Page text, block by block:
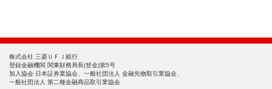
株式会社 三菱ＵＦＪ銀行
登録金融機関 関東財務局長(登金)第5号
加入協会 日本証券業協会、一般社団法人 金融先物取引業協会、
一般社団法人 第二種金融商品取引業協会